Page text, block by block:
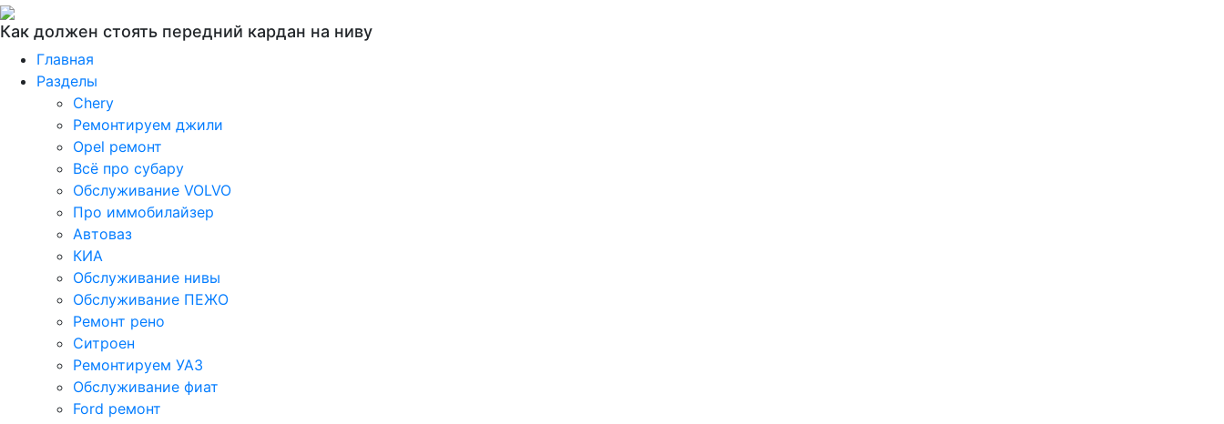
Как должен стоять передний кардан на ниву
Главная
Разделы
Chery
Ремонтируем джили
Opel ремонт
Всё про субару
Обслуживание VOLVO
Про иммобилайзер
Автоваз
КИА
Обслуживание нивы
Обслуживание ПЕЖО
Ремонт рено
Ситроен
Ремонтируем УАЗ
Обслуживание фиат
Ford ремонт